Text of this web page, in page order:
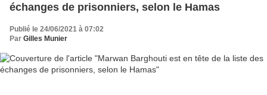
échanges de prisonniers, selon le Hamas
Publié le 24/06/2021 à 07:02
Par Gilles Munier